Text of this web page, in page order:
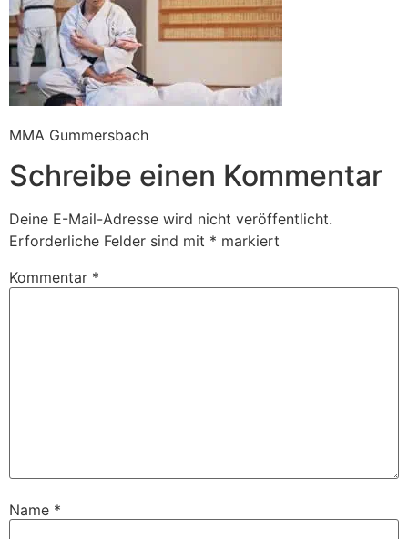
MMA Gummersbach
Schreibe einen Kommentar
Deine E-Mail-Adresse wird nicht veröffentlicht.
Erforderliche Felder sind mit * markiert
Kommentar *
Name *